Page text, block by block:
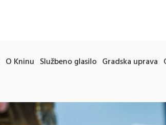
O Kninu Službeno glasilo Gradska uprava